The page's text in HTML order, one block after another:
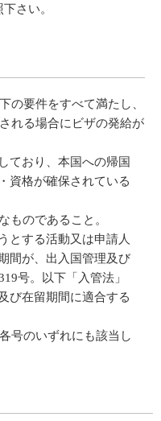
さい。
の要件をすべて満たし、
れる場合にビザの発給が
ており、本国への帰国
資格が確保されている
ものであること。
とする活動又は申請人
間が、出入国管理及び
号。以下「入管法」
び在留期間に適合する
号のいずれにも該当し